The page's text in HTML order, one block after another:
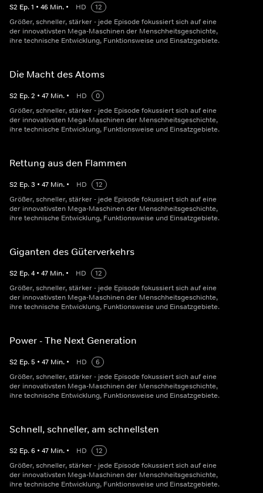
S2 Ep.1 • 46 Min. • HD
12
Größer, schneller, stärker - jede Episode fokussiert sich auf eine
der innovativsten Mega-Maschinen der Menschheitsgeschichte,
ihre technische Entwicklung, Funktionsweise und Einsatzgebiete.
Die Macht des Atoms
S2 Ep.2 • 47 Min. • HD
0
Größer, schneller, stärker - jede Episode fokussiert sich auf eine
der innovativsten Mega-Maschinen der Menschheitsgeschichte,
ihre technische Entwicklung, Funktionsweise und Einsatzgebiete.
Rettung aus den Flammen
S2 Ep.3 • 47 Min. • HD
12
Größer, schneller, stärker - jede Episode fokussiert sich auf eine
der innovativsten Mega-Maschinen der Menschheitsgeschichte,
ihre technische Entwicklung, Funktionsweise und Einsatzgebiete.
Giganten des Güterverkehrs
S2 Ep.4 • 47 Min. • HD
12
Größer, schneller, stärker - jede Episode fokussiert sich auf eine
der innovativsten Mega-Maschinen der Menschheitsgeschichte,
ihre technische Entwicklung, Funktionsweise und Einsatzgebiete.
Power - The Next Generation
S2 Ep.5 • 47 Min. • HD
6
Größer, schneller, stärker - jede Episode fokussiert sich auf eine
der innovativsten Mega-Maschinen der Menschheitsgeschichte,
ihre technische Entwicklung, Funktionsweise und Einsatzgebiete.
Schnell, schneller, am schnellsten
S2 Ep.6 • 47 Min. • HD
12
Größer, schneller, stärker - jede Episode fokussiert sich auf eine
der innovativsten Mega-Maschinen der Menschheitsgeschichte,
ihre technische Entwicklung, Funktionsweise und Einsatzgebiete.